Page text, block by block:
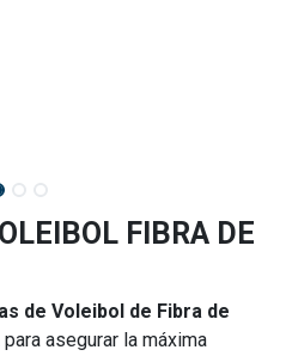
FIBRA DE
de Voleibol de Fibra de
asegurar la máxima